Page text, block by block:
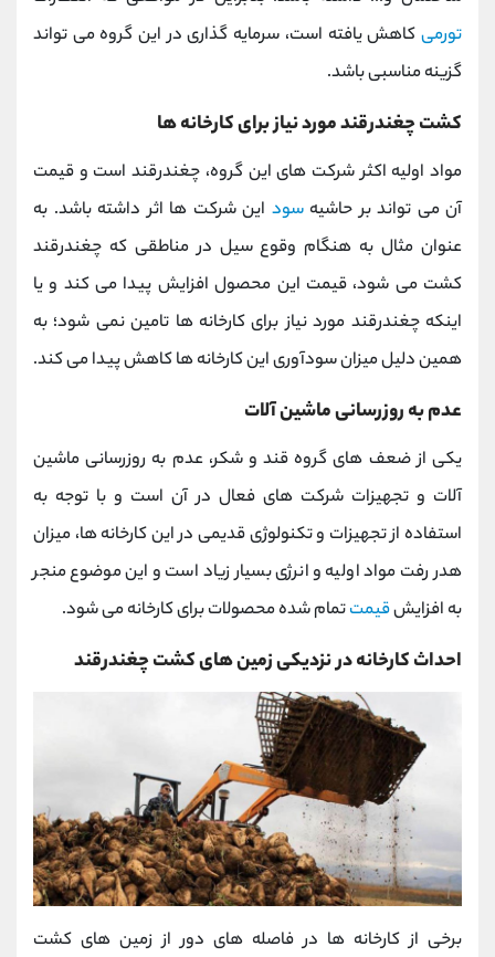
تورمی کاهش یافته است، سرمایه گذاری در این گروه می تواند
گزینه مناسبی باشد.
کشت چغندرقند مورد نیاز برای کارخانه ها
مواد اولیه اکثر شرکت های این گروه، چغندرقند است و قیمت
آن می تواند بر حاشیهسود این شرکت ها اثر داشته باشد. به
عنوان مثال به هنگام وقوع سیل در مناطقی که چغندرقند
کشت می شود، قیمت این محصول افزایش پیدا می کند و یا
اینکه چغندرقند مورد نیاز برای کارخانه ها تامین نمی شود؛ به
همین دلیل میزان سودآوری این کارخانه ها کاهش پیدا می کند.
عدم به روزرسانی ماشین آلات
یکی از ضعف های گروه قند و شکر، عدم به روزرسانی ماشین
آلات و تجهیزات شرکت های فعال در آن است و با توجه به
استفاده از تجهیزات و تکنولوژی قدیمی در این کارخانه ها، میزان
هدر رفت مواد اولیه و انرژی بسیار زیاد است و این موضوع منجر
به افزایشقیمتتمام شده محصولات برای کارخانه می شود.
احداث کارخانه در نزدیکی زمین های کشت چغندرقند
برخی از کارخانه ها در فاصله های دور از زمین های کشت